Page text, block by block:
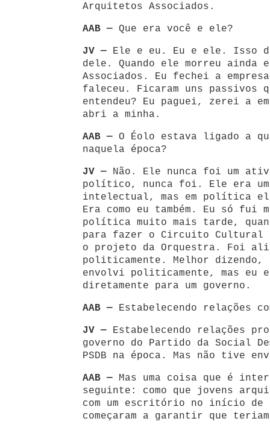
Arquitetos Associados.
AAB — Que era você e ele?
JV — Ele e eu. Eu e ele. Isso
dele. Quando ele morreu ainda
Associados. Eu fechei a
faleceu. Ficaram uns passivos
entendeu? Eu paguei, zerei a
abri a minha.
AAB — O Éolo estava ligado a
naquela época?
JV — Não. Ele nunca foi um
político, nunca foi. Ele era
intelectual, mas em política
Era como eu também. Eu só fui
política muito mais tarde,
para fazer o Circuito Cultural
o projeto da Orquestra. Foi ali
politicamente. Melhor dizendo,
envolvi politicamente, mas eu
diretamente para um governo.
AAB — Estabelecendo relações
JV — Estabelecendo relações
governo do Partido da Social
PSDB na época. Mas não tive
AAB — Mas uma coisa que é
seguinte: como que jovens
com um escritório no início de
começaram a garantir que teriam